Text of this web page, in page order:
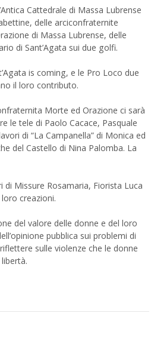
Cattedrale di Massa Lubrense
delle arciconfraternite
di Massa Lubrense, delle
di Sant’Agata sui due golfi.
is coming, e le Pro Loco due
il loro contributo.
Morte ed Orazione ci sarà
le tele di Paolo Cacace, Pasquale
di “La Campanella” di Monica ed
del Castello di Nina Palomba. La
di Missure Rosamaria, Fiorista Luca
creazioni.
del valore delle donne e del loro
pubblica sui problemi di
sulle violenze che le donne